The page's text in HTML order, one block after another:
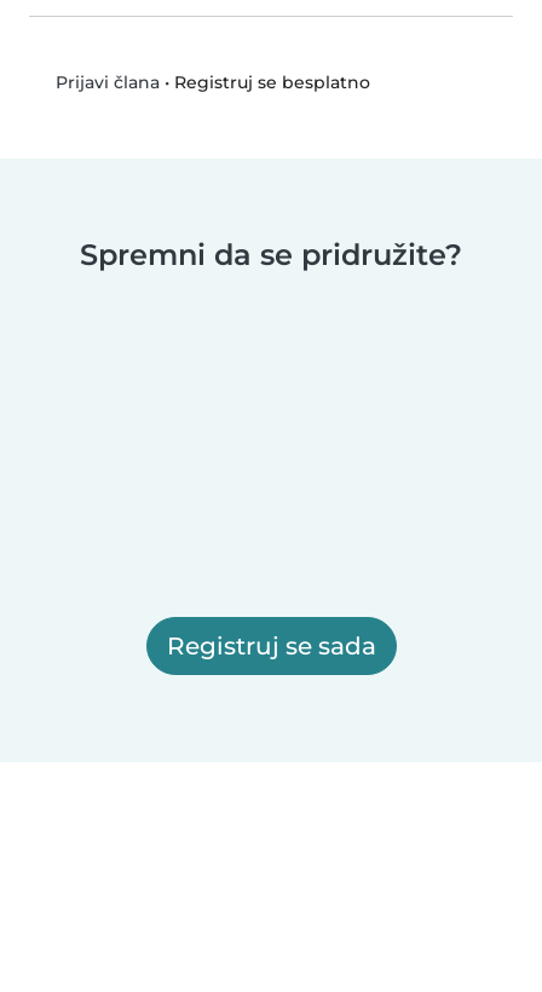
Prijavi člana• Registruj se besplatno
Spremni da se pridružite?
Registruj se sada